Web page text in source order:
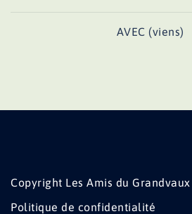
AVEC (viens)
Copyright Les Amis du
Politique de confidentialité